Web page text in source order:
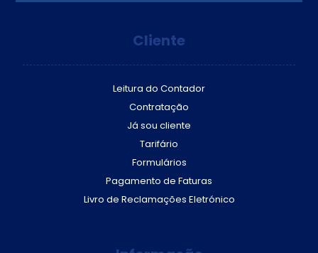
Cliente
Leitura do Contador
Contratação
Já sou cliente
Tarifário
Formulários
Pagamento de Faturas
Livro de Reclamações Eletrónico